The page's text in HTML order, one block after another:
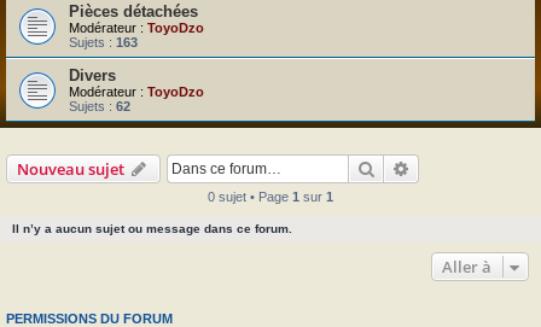
Pièces détachées
Modérateur : ToyoDzo
Sujets : 163
Divers
Modérateur : ToyoDzo
Sujets : 62
Nouveau sujet Rechercher
0 sujet • Page 1 sur 1
Il n’y a aucun sujet ou message dans ce forum.
Aller à
PERMISSIONS DU FORUM